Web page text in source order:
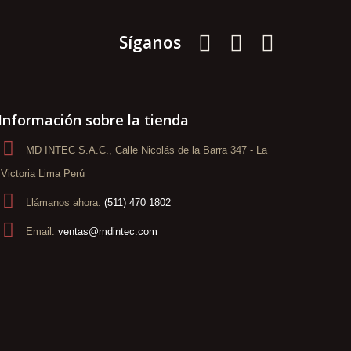
Síganos
Información sobre la tienda
MD INTEC S.A.C., Calle Nicolás de la Barra 347 - La
Victoria Lima Perú
Llámanos ahora: (511) 470 1802
Email: ventas@mdintec.com